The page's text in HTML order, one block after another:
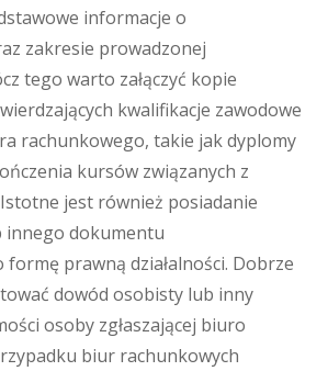
informacje o
zakresie prowadzonej
tego warto załączyć kopie
kwalifikacje zawodowe
rachunkowego, takie jak dyplomy
kursów związanych z
jest również posiadanie
innego dokumentu
prawną działalności. Dobrze
dowód osobisty lub inny
osoby zgłaszającej biuro
biur rachunkowych